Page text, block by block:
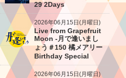
29 2Days
2026年06月15日(月曜日)
Live from Grapefruit
Moon -月で逢いまし
ょう＃150 橘メアリー
Birthday Special
2026年06月15日(月曜日)